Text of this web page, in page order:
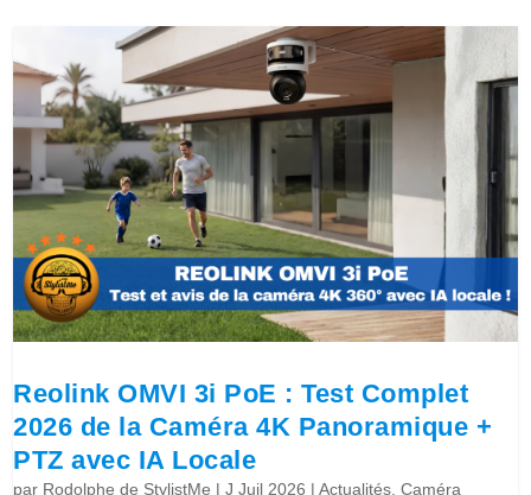
Reolink OMVI 3i PoE : Test Complet
2026 de la Caméra 4K Panoramique +
PTZ avec IA Locale
par Rodolphe de StylistMe |J Juil 2026 |Actualités,Caméra